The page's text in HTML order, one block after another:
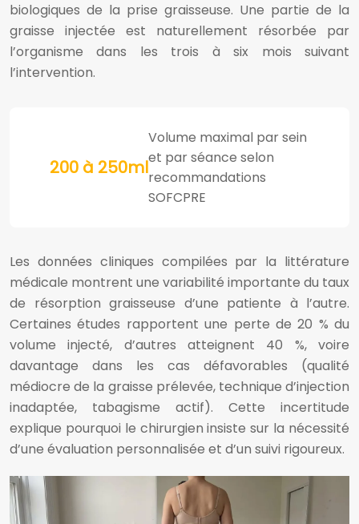
biologiques de la prise graisseuse. Une partie de la
graisse injectée est naturellement résorbée par
l’organisme dans les trois à six mois suivant
l’intervention.
200 à 250ml
Volume maximal par sein
et par séance selon
recommandations
SOFCPRE
Les données cliniques compilées par la littérature
médicale montrent une variabilité importante du taux
de résorption graisseuse d’une patiente à l’autre.
Certaines études rapportent une perte de 20 % du
volume injecté, d’autres atteignent 40 %, voire
davantage dans les cas défavorables (qualité
médiocre de la graisse prélevée, technique d’injection
inadaptée, tabagisme actif). Cette incertitude
explique pourquoi le chirurgien insiste sur la nécessité
d’une évaluation personnalisée et d’un suivi rigoureux.